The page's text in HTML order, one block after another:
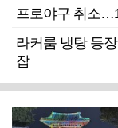
프로야구 취소
라커룸 냉탕 등
잡